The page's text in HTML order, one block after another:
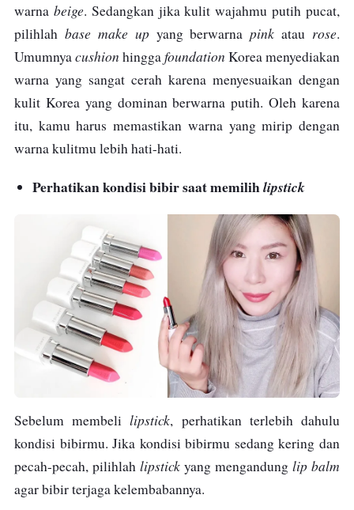
warna beige. Sedangkan jika kulit wajahmu putih pucat,
pilihlah base make up yang berwarnapinkatau rose.
Umumnyacushion hinggafoundation Korea menyediakan
warna yang sangat cerah karena menyesuaikan dengan
kulit Korea yang dominan berwarna putih. Oleh karena
itu, kamu harus memastikan warna yang mirip dengan
warna kulitmu lebih hati-hati.
Perhatikan kondisi bibir saat memilihlipstick
Sebelum membelilipstick, perhatikan terlebih dahulu
kondisi bibirmu. Jika kondisi bibirmu sedang kering dan
pecah-pecah, pilihlah lipstick yang mengandung lip balm
agar bibir terjaga kelembabannya.